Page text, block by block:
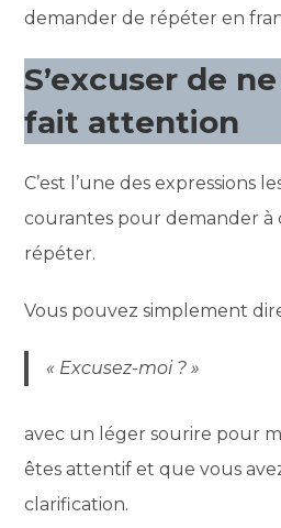
demander de répéter en
S’excuser de
fait attention
C’est l’une des expressions
courantes pour demander à
répéter.
Vous pouvez simplement
« Excusez-moi ? »
avec un léger sourire pour
êtes attentif et que vous
clarification.